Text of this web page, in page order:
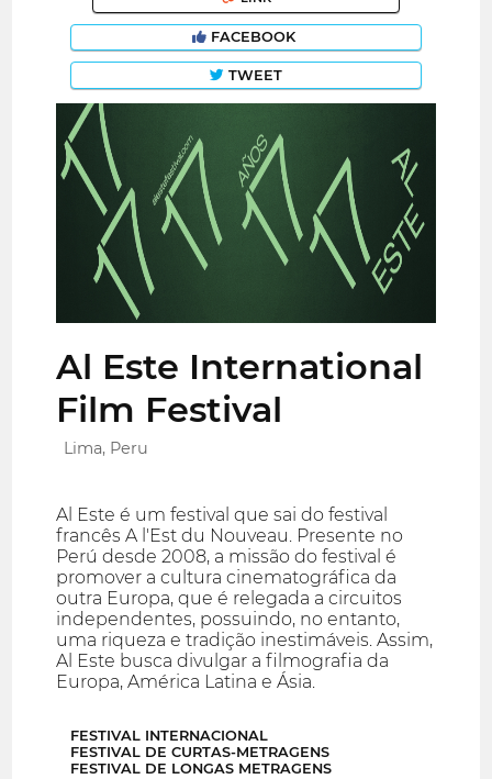
FACEBOOK
TWEET
Al Este International
Film Festival
Lima, Peru
Al Este é um festival que sai do festival
francês A l'Est du Nouveau. Presente no
Perú desde 2008, a missão do festival é
promover a cultura cinematográfica da
outra Europa, que é relegada a circuitos
independentes, possuindo, no entanto,
uma riqueza e tradição inestimáveis. Assim,
Al Este busca divulgar a filmografia da
Europa, América Latina e Ásia.
FESTIVAL INTERNACIONAL
FESTIVAL DE CURTAS-METRAGENS
FESTIVAL DE LONGAS METRAGENS